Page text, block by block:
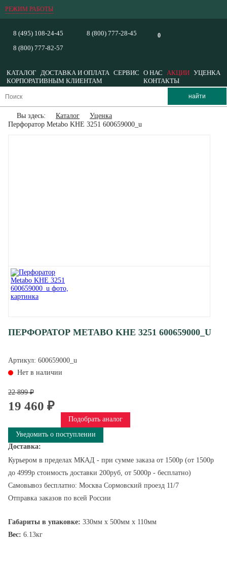
РЕЖИМ РАБОТЫ
0
8 (495) 108-24-45
8 (800) 777-82-57
8 (800) 777-28-45
КАТАЛОГ ДОСТАВКА И ОПЛАТА СЕРВИС О НАС АКЦИИ УЦЕНКА
КОРПОРАТИВНЫМ КЛИЕНТАМ
КОНТАКТЫ
Вы здесь: Каталог
Уценка
Перфоратор Metabo KHE 3251 600659000_u
ПЕРФОРАТОР METABO KHE 3251 600659000_U
Артикул: 600659000_u
Нет в наличии
22 899 ₽
19 460 ₽
Подобрать аналог
Уведомить о поступлении
Доставка:
Курьером в пределах МКАД - при сумме заказа от 1500р (от 1500р
до 4999р стоимость доставки 200руб, от 5000р - бесплатно)
Самовывоз бесплатно: Москва Сормовский проезд 11/7
Отправка заказов по всей России
Габариты в упаковке: 330мм x 500мм x 110мм
Вес: 6.13кг